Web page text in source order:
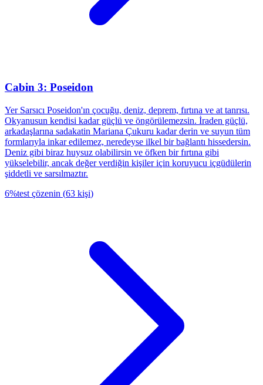
Cabin 3: Poseidon
Yer Sarsıcı Poseidon'ın çocuğu, deniz, deprem, fırtına ve at tanrısı.
Okyanusun kendisi kadar güçlü ve öngörülemezsin. İraden güçlü,
arkadaşlarına sadakatin Mariana Çukuru kadar derin ve suyun tüm
formlarıyla inkar edilemez, neredeyse ilkel bir bağlantı hissedersin.
Deniz gibi biraz huysuz olabilirsin ve öfken bir fırtına gibi
yükselebilir, ancak değer verdiğin kişiler için koruyucu içgüdülerin
şiddetli ve sarsılmaztır.
6%test çözenin (63 kişi)